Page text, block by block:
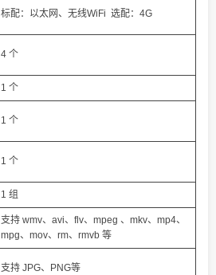
标配：以太网、无线WiFi 选配：4G
4 个
1 个
1 个
1 个
1 组
支持 wmv、avi、flv、mpeg 、mkv、mp4、
mpg、mov、rm、rmvb 等
支持 JPG、PNG等